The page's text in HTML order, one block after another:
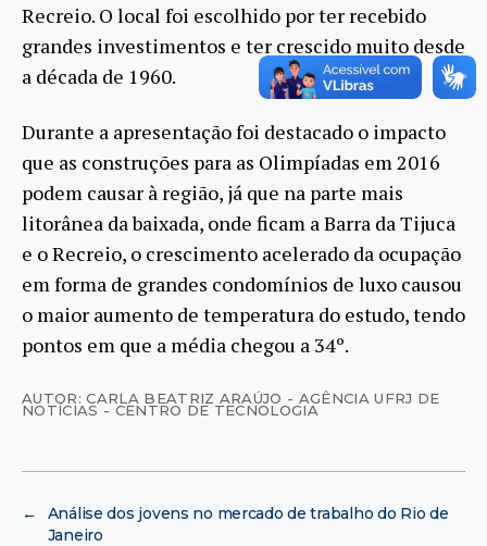
Recreio. O local foi escolhido por ter recebido
grandes investimentos e ter crescido muito desde
a década de 1960.
Durante a apresentação foi destacado o impacto
que as construções para as Olimpíadas em 2016
podem causar à região, já que na parte mais
litorânea da baixada, onde ficam a Barra da Tijuca
e o Recreio, o crescimento acelerado da ocupação
em forma de grandes condomínios de luxo causou
o maior aumento de temperatura do estudo, tendo
pontos em que a média chegou a 34º.
AUTOR: CARLA BEATRIZ ARAÚJO - AGÊNCIA UFRJ DE
NOTÍCIAS - CENTRO DE TECNOLOGIA
←
Análise dos jovens no mercado de trabalho do Rio de
Janeiro